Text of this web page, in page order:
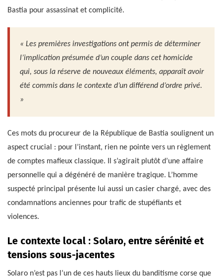
Bastia pour assassinat et complicité.
« Les premières investigations ont permis de déterminer
l’implication présumée d’un couple dans cet homicide
qui, sous la réserve de nouveaux éléments, apparaît avoir
été commis dans le contexte d’un différend d’ordre privé.
»
Ces mots du procureur de la République de Bastia soulignent un
aspect crucial : pour l’instant, rien ne pointe vers un règlement
de comptes mafieux classique. Il s’agirait plutôt d’une affaire
personnelle qui a dégénéré de manière tragique. L’homme
suspecté principal présente lui aussi un casier chargé, avec des
condamnations anciennes pour trafic de stupéfiants et
violences.
Le contexte local : Solaro, entre sérénité et
tensions sous-jacentes
Solaro n’est pas l’un de ces hauts lieux du banditisme corse que